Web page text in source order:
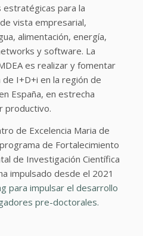
estratégicas para la
vista empresarial,
alimentación, energía,
y software. La
es realizar y fomentar
I+D+i en la región de
España, en estrecha
productivo.
de Excelencia Maria de
de Fortalecimiento
de Investigación Científica
impulsado desde el 2021
para impulsar el desarrollo
pre-doctorales.